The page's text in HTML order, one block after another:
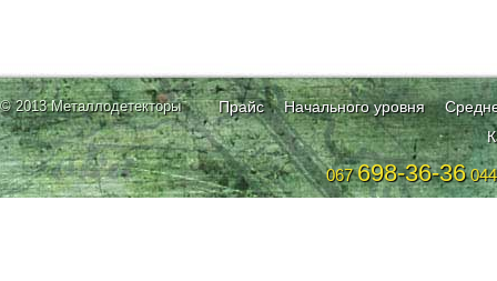
© 2013 Металлодетекторы Прайс Начального уровня
067698-36-36